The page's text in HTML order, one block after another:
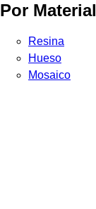
Por Material
Resina
Hueso
Mosaico